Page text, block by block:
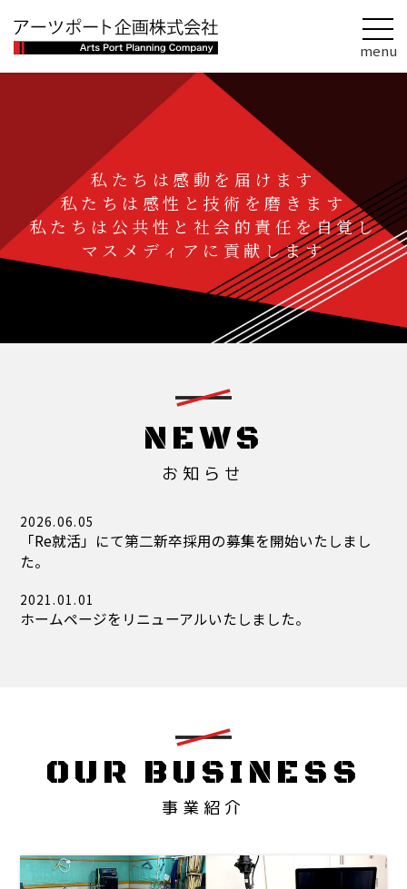
私たちは感動を届けます
私たちは感性と技術を磨きます
私たちは公共性と社会的責任を自覚し
マスメディアに貢献します
NEWS
お知らせ
2026.06.05
「Re就活」にて第二新卒採用の募集を開始いたしまし
た。
2021.01.01
ホームページをリニューアルいたしました。
OUR BUSINESS
事業紹介